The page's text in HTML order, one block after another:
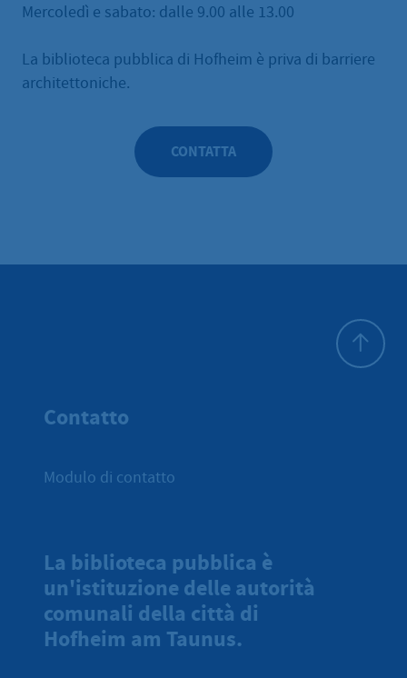
Mercoledì e sabato: dalle 9.00 alle 13.00
La biblioteca pubblica di Hofheim è priva di barriere
architettoniche.
CONTATTA
Contatto
Modulo di contatto
La biblioteca pubblica è
un'istituzione delle autorità
comunali della città di
Hofheim am Taunus.